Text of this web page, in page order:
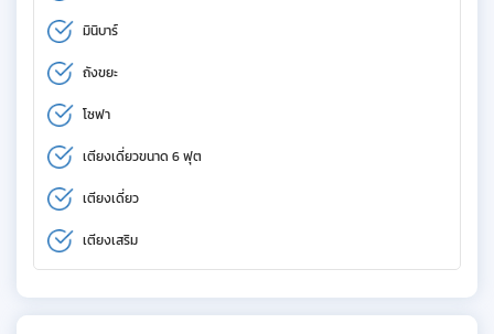
มินิบาร์
ถังขยะ
โซฟา
เตียงเดี่ยวขนาด 6 ฟุต
เตียงเดี่ยว
เตียงเสริม